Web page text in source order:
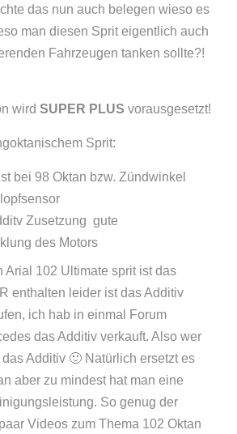
das nun auch belegen wieso es
man diesen Sprit eigentlich auch
Fahrzeugen tanken sollte?!
wird SUPER PLUS vorausgesetzt!
Sprit:
bei 98 Oktan bzw. Zündwinkel
Zusetzung gute
des Motors
Arial 102 Ultimate sprit ist das
enthalten leider ist das Additiv
ich hab in einmal Forum
das Additiv verkauft. Also wer
Additiv 🙂 Natürlich ersetzt es
aber zu mindest hat man eine
So genug der
Videos zum Thema 102 Oktan